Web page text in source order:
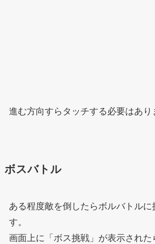
進む方向すらタッチする必要はあり
ボスバトル
ある程度敵を倒したらボルバトルに
す。
画面上に「ボス挑戦」が表示された